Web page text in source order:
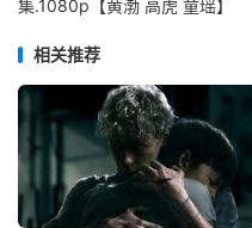
集.1080p【黄渤 高虎 童瑶】
相关推荐